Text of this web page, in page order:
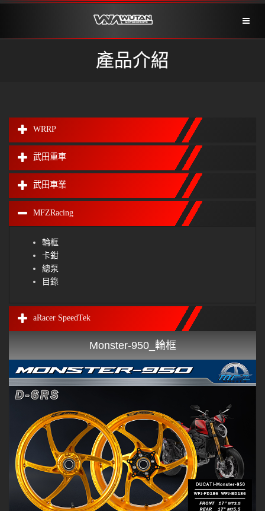
產品介紹
WRRP
武田重車
武田車業
MFZRacing
輪框
卡鉗
總泵
目錄
aRacer SpeedTek
Monster-950_輪框